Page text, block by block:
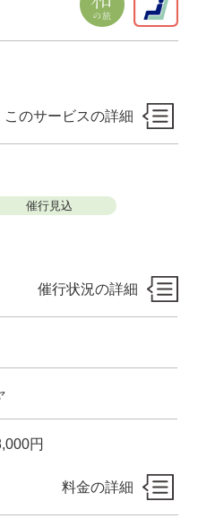
このサービスの詳細
催行見込
催行状況の詳細
円
料金の詳細